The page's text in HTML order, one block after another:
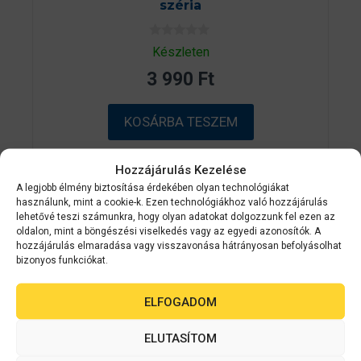
Hozzájárulás Kezelése
A legjobb élmény biztosítása érdekében olyan technológiákat
használunk, mint a cookie-k. Ezen technológiákhoz való hozzájárulás
lehetővé teszi számunkra, hogy olyan adatokat dolgozzunk fel ezen az
oldalon, mint a böngészési viselkedés vagy az egyedi azonosítók. A
hozzájárulás elmaradása vagy visszavonása hátrányosan befolyásolhat
bizonyos funkciókat.
ELFOGADOM
ELUTASÍTOM
széria
0
a
5
b
ő
l
Készleten
3 990 Ft
KOSÁRBA TESZEM